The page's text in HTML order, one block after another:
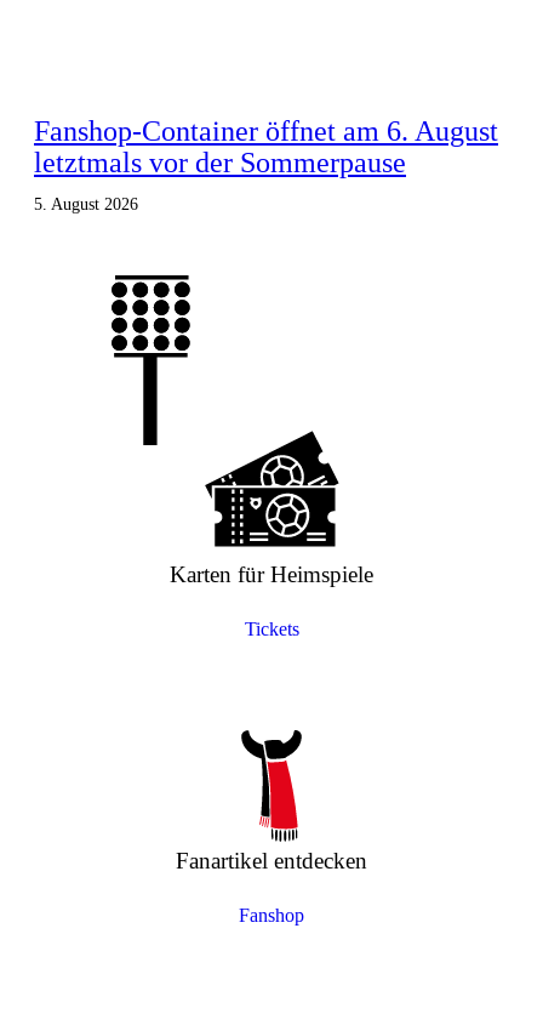
Fanshop-Container öffnet am 6. August
letztmals vor der Sommerpause
5. August 2026
Karten für Heimspiele
Tickets
Fanartikel entdecken
Fanshop